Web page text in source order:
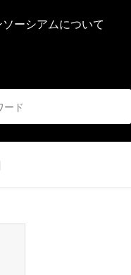
ーシアムについて